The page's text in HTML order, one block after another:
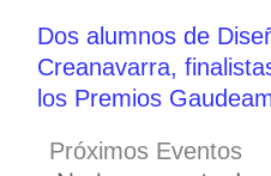
Dos alumnos de
Creanavarra,
los Premios
Próximos Eventos